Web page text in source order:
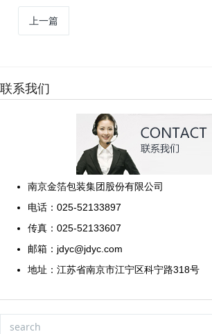
上一篇
联系我们
南京金箔包装集团股份有限公司
电话：025-52133897
传真：025-52133607
邮箱：jdyc@jdyc.com
地址：江苏省南京市江宁区科宁路318号